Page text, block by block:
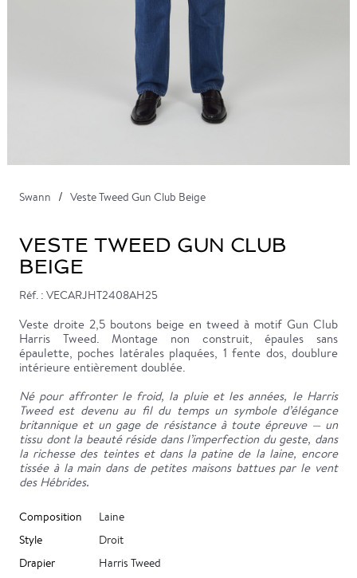
Swann Veste Tweed Gun Club Beige
VESTE TWEED GUN CLUB
BEIGE
Réf. : VECARJHT2408AH25
Veste droite 2,5 boutons beige en tweed à motif Gun Club
Harris Tweed. Montage non construit, épaules sans
épaulette, poches latérales plaquées, 1 fente dos, doublure
intérieure entièrement doublée.
Né pour affronter le froid, la pluie et les années, le Harris
Tweed est devenu au fil du temps un symbole d’élégance
britannique et un gage de résistance à toute épreuve — un
tissu dont la beauté réside dans l’imperfection du geste, dans
la richesse des teintes et dans la patine de la laine, encore
tissée à la main dans de petites maisons battues par le vent
des Hébrides.
Composition
Laine
Style
Droit
Drapier
Harris Tweed